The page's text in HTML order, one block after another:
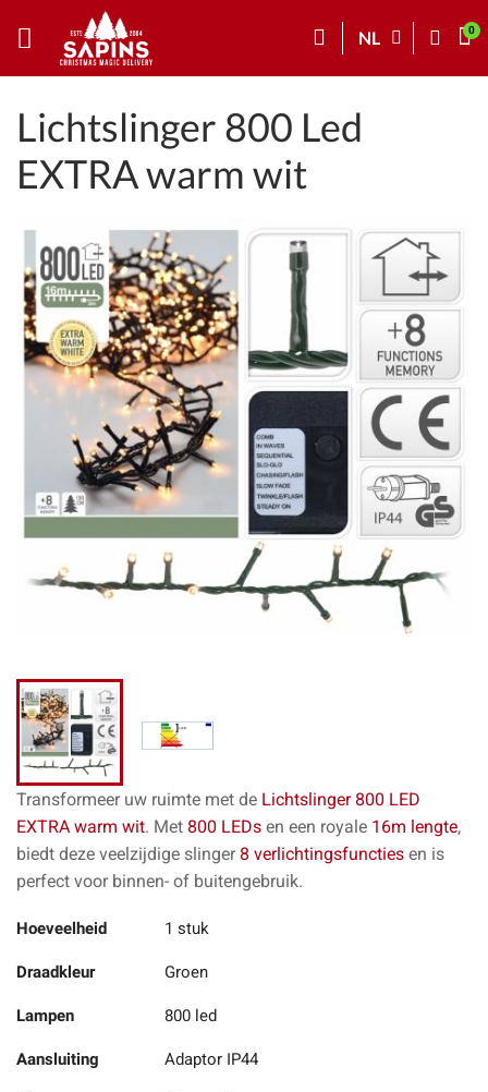
NL
Lichtslinger 800 Led
EXTRA warm wit
Transformeer uw ruimte met de Lichtslinger 800 LED
EXTRA warm wit. Met 800 LEDs en een royale 16m lengte,
biedt deze veelzijdige slinger 8 verlichtingsfuncties en is
perfect voor binnen- of buitengebruik.
Hoeveelheid 1 stuk
Draadkleur Groen
Lampen 800 led
Aansluiting Adaptor IP44